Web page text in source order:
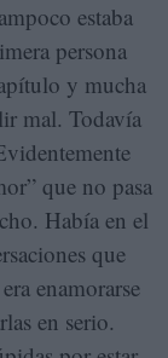
estaba
persona
y mucha
mal. Todavía
que no pasa
Había en el
que
enamorarse
en serio.